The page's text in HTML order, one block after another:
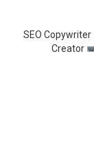
SEO Copywriter
Creator